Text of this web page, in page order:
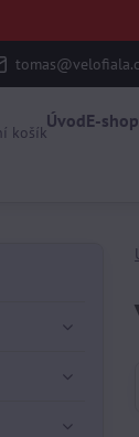
košík
ÚvodE-shop